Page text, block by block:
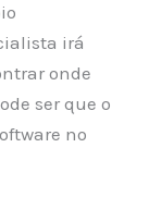
irá
onde
ser que o
no